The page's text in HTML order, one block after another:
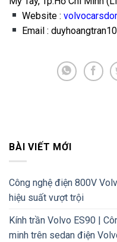
Website :
Email :
BÀI VIẾT MỚI
Công nghệ điện 800V
hiệu suất vượt trội
Kính trần Volvo ES90 |
minh trên sedan điện